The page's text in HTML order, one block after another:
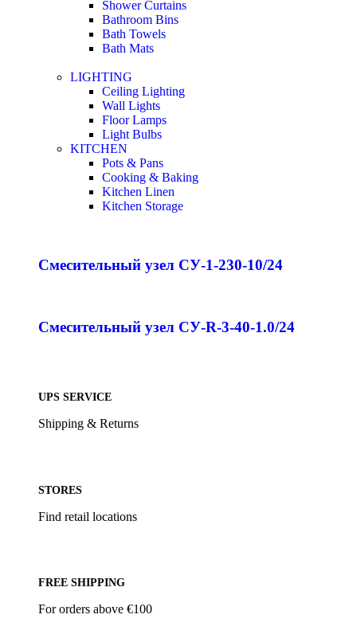
Shower Curtains
Bathroom Bins
Bath Towels
Bath Mats
LIGHTING
Ceiling Lighting
Wall Lights
Floor Lamps
Light Bulbs
KITCHEN
Pots & Pans
Cooking & Baking
Kitchen Linen
Kitchen Storage
Смесительный узел СУ-1-230-10/24
Смесительный узел СУ-R-3-40-1.0/24
UPS SERVICE
Shipping & Returns
STORES
Find retail locations
FREE SHIPPING
For orders above €100